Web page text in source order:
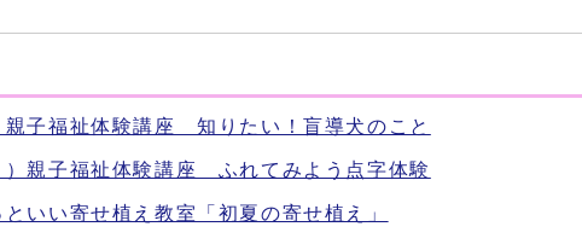
親子福祉体験講座 知りたい！盲導犬のこと
）親子福祉体験講座 ふれてみよう点字体験
いい寄せ植え教室「初夏の寄せ植え」